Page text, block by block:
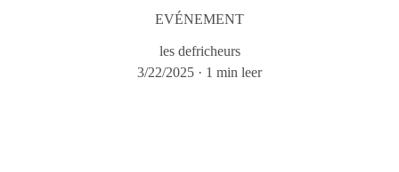
EVÉNEMENT
les defricheurs
3/22/2025
1 min leer